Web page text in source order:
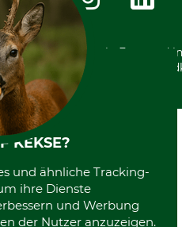
International
*Alle Preise in Euro und
KEKSE?
und ähnliche Tracking-
ihre Dienste
und Werbung
der Nutzer anzuzeigen.